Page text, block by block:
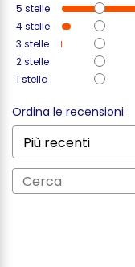
5 stelle
4stelle
3 stelle
2stelle
1 stella
Ordina le recensioni